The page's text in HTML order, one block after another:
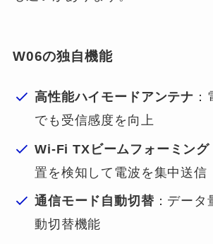
W06の独自機能
高性能ハイモードアンテナ
でも受信感度を向上
Wi-Fi TXビームフォーミング
置を検知して電波を集中送信
通信モード自動切替 ：デー
動切替機能